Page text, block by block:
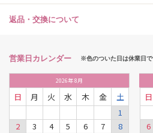
返品・交換について
営業日カレンダー ※色のついた日は休業日で
2026年8月
日 月 火 水 木 金
土
1
2
3 4 5 6 7
8
日
6